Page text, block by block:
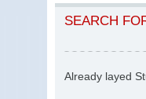
SEARCH
Already layed